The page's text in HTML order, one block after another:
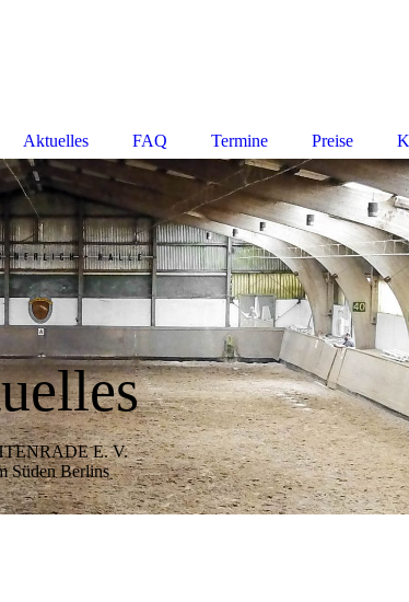
E. V.
Süden Berlins
Aktuelles FAQ Termine Preise